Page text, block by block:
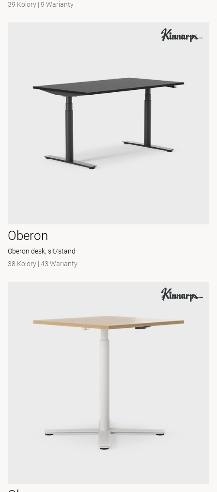
39 Kolory | 9 Warianty
Oberon
Oberon desk, sit/stand
38 Kolory | 43 Warianty